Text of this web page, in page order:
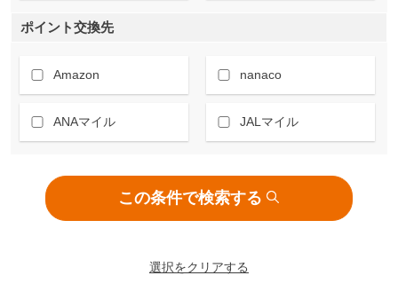
ポイント交換先
Amazon nanaco
ANAマイル JALマイル
この条件で検索する
選択をクリアする